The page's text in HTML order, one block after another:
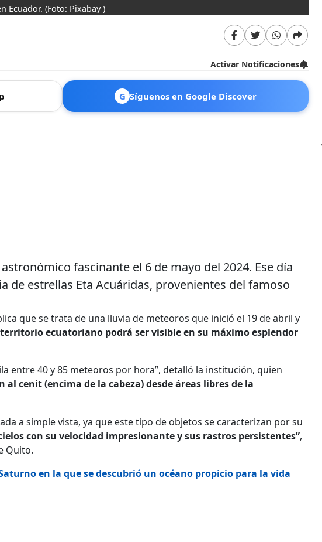
Ecuador. (Foto: Pixabay )
Activar Notificaciones
G Síguenos en Google Discover
fascinante el 6 de mayo del 2024. Ese día
de estrellas Eta Acuáridas, provenientes del famoso
que se trata de una lluvia de meteoros que inició el 19 de abril y
ecuatoriano podrá ser visible en su máximo esplendor
entre 40 y 85 meteoros por hora”, detalló la institución, quien
al cenit (encima de la cabeza) desde áreas libres de la
a simple vista, ya que este tipo de objetos se caracterizan por su
con su velocidad impresionante y sus rastros persistentes”,
Quito.
en la que se descubrió un océano propicio para la vida